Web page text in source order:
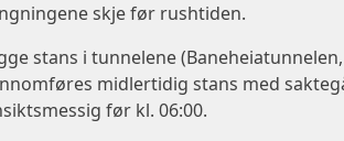
skje før rushtiden.
stans i tunnelene
midlertidig stans med
før kl. 06:00.